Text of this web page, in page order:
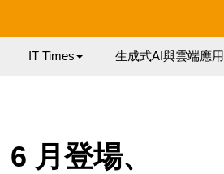
IT Times 生成式AI與雲端應用
月登場、